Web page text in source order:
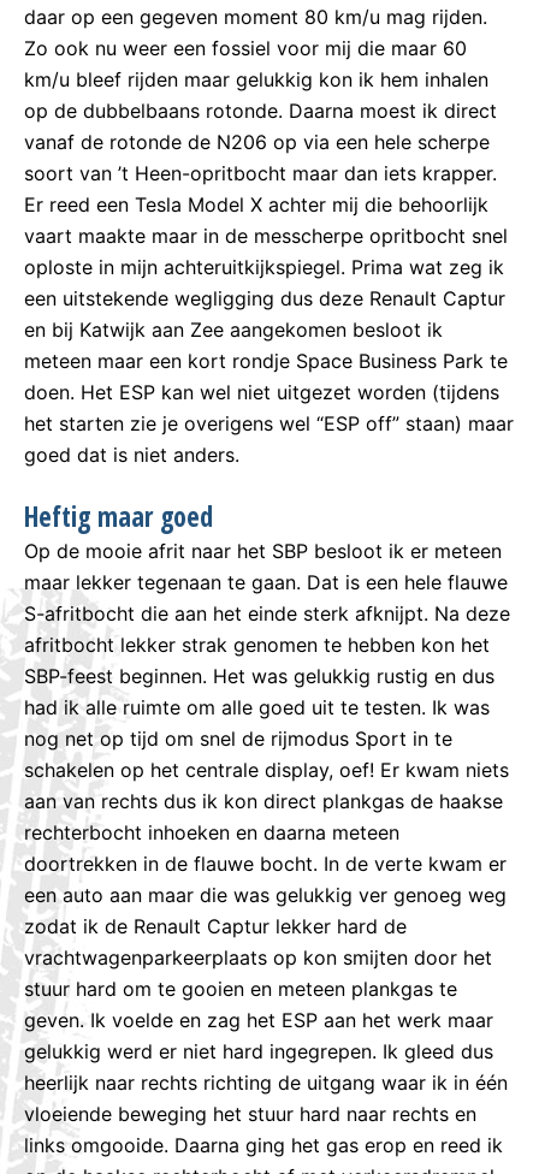
daar op een gegeven moment 80 km/u mag rijden.
Zo ook nu weer een fossiel voor mij die maar 60
km/u bleef rijden maar gelukkig kon ik hem inhalen
op de dubbelbaans rotonde. Daarna moest ik direct
vanaf de rotonde de N206 op via een hele scherpe
soort van ’t Heen-opritbocht maar dan iets krapper.
Er reed een Tesla Model X achter mij die behoorlijk
vaart maakte maar in de messcherpe opritbocht snel
oploste in mijn achteruitkijkspiegel. Prima wat zeg ik
een uitstekende wegligging dus deze Renault Captur
en bij Katwijk aan Zee aangekomen besloot ik
meteen maar een kort rondje Space Business Park te
doen. Het ESP kan wel niet uitgezet worden (tijdens
het starten zie je overigens wel “ESP off” staan) maar
goed dat is niet anders.
Heftig maar goed
Op de mooie afrit naar het SBP besloot ik er meteen
maar lekker tegenaan te gaan. Dat is een hele flauwe
S-afritbocht die aan het einde sterk afknijpt. Na deze
afritbocht lekker strak genomen te hebben kon het
SBP-feest beginnen. Het was gelukkig rustig en dus
had ik alle ruimte om alle goed uit te testen. Ik was
nog net op tijd om snel de rijmodus Sport in te
schakelen op het centrale display, oef! Er kwam niets
aan van rechts dus ik kon direct plankgas de haakse
rechterbocht inhoeken en daarna meteen
doortrekken in de flauwe bocht. In de verte kwam er
een auto aan maar die was gelukkig ver genoeg weg
zodat ik de Renault Captur lekker hard de
vrachtwagenparkeerplaats op kon smijten door het
stuur hard om te gooien en meteen plankgas te
geven. Ik voelde en zag het ESP aan het werk maar
gelukkig werd er niet hard ingegrepen. Ik gleed dus
heerlijk naar rechts richting de uitgang waar ik in één
vloeiende beweging het stuur hard naar rechts en
links omgooide. Daarna ging het gas erop en reed ik